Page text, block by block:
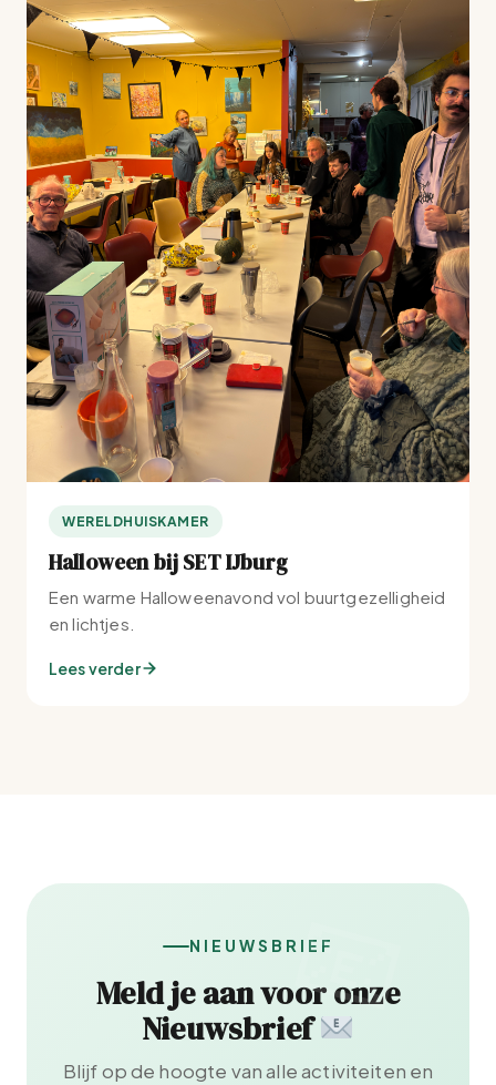
WERELDHUISKAMER
Halloween bij SET IJburg
Een warme Halloweenavond vol buurtgezelligheid
en lichtjes.
Lees verder
NIEUWSBRIEF
Meld je aan voor onze
Nieuwsbrief
Blijf op de hoogte van alle activiteiten en